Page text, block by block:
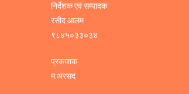
निर्देशक एवं सम्पादक
रसीद आलम
९८४५०३३०३४
प्रकाशक
म.अरसद